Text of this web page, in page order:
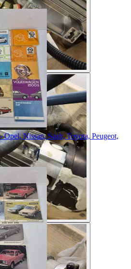
Opel, Nissan, Saab, Toyota, Peugeot,
.